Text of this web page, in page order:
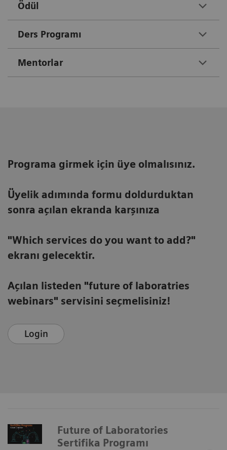
Ödül
Ders Programı
Mentorlar
Programa girmek için üye olmalısınız.
Üyelik adımında formu doldurduktan
sonra açılan ekranda karşınıza
"Which services do you want to add?"
ekranı gelecektir.
Açılan listeden "future of laboratries
webinars" servisini seçmelisiniz!
Login
Future of Laboratories
Sertifika Programı